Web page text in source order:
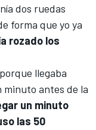
dos ruedas
forma que yo ya
rozado los
llegaba
minuto antes de la
un minuto
las 50